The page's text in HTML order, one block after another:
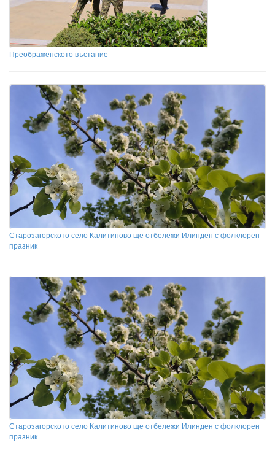
Преображенското въстание
Старозагорското село Калитиново ще отбележи Илинден с фолклорен
празник
Старозагорското село Калитиново ще отбележи Илинден с фолклорен
празник